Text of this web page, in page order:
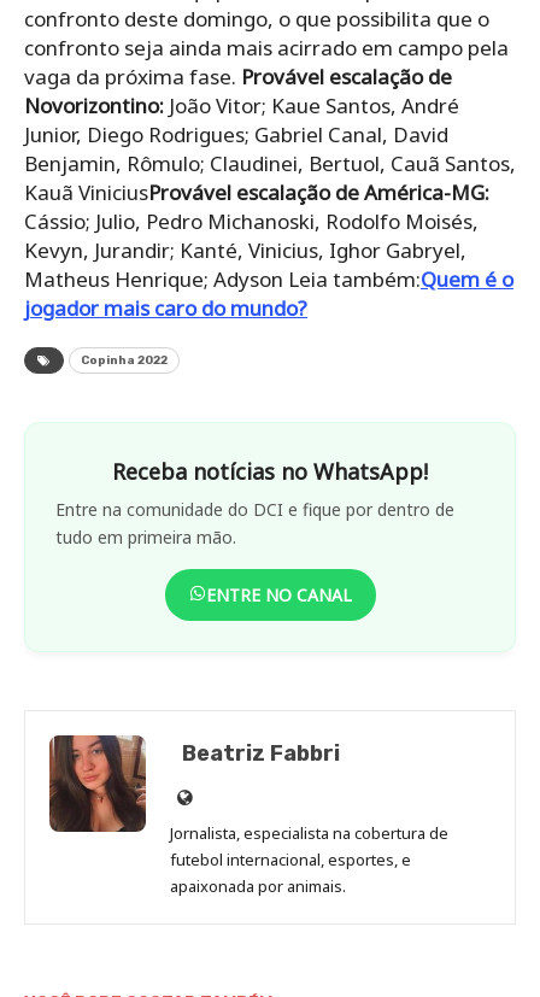
confronto deste domingo, o que possibilita que o
confronto seja ainda mais acirrado em campo pela
vaga da próxima fase. Provável escalação de
Novorizontino: João Vitor; Kaue Santos, André
Junior, Diego Rodrigues; Gabriel Canal, David
Benjamin, Rômulo; Claudinei, Bertuol, Cauã Santos,
Kauã ViniciusProvável escalação de América-MG:
Cássio; Julio, Pedro Michanoski, Rodolfo Moisés,
Kevyn, Jurandir; Kanté, Vinicius, Ighor Gabryel,
Matheus Henrique; Adyson Leia também:Quem é o
jogador mais caro do mundo?
Copinha 2022
Receba notícias no WhatsApp!
Entre na comunidade do DCI e fique por dentro de
tudo em primeira mão.
ENTRE NO CANAL
Beatriz Fabbri
Site
de
Beatriz
Fabbri
Jornalista, especialista na cobertura de
futebol internacional, esportes, e
apaixonada por animais.